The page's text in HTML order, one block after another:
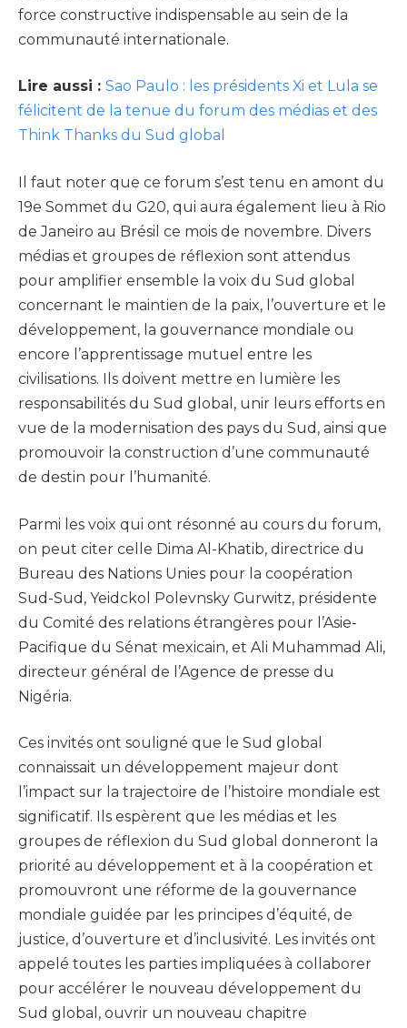
force constructive indispensable au sein de la
communauté internationale.
Lire aussi : Sao Paulo : les présidents Xi et Lula se
félicitent de la tenue du forum des médias et des
Think Thanks du Sud global
Il faut noter que ce forum s’est tenu en amont du
19e Sommet du G20, qui aura également lieu à Rio
de Janeiro au Brésil ce mois de novembre. Divers
médias et groupes de réflexion sont attendus
pour amplifier ensemble la voix du Sud global
concernant le maintien de la paix, l’ouverture et le
développement, la gouvernance mondiale ou
encore l’apprentissage mutuel entre les
civilisations. Ils doivent mettre en lumière les
responsabilités du Sud global, unir leurs efforts en
vue de la modernisation des pays du Sud, ainsi que
promouvoir la construction d’une communauté
de destin pour l’humanité.
Parmi les voix qui ont résonné au cours du forum,
on peut citer celle Dima Al-Khatib, directrice du
Bureau des Nations Unies pour la coopération
Sud-Sud, Yeidckol Polevnsky Gurwitz, présidente
du Comité des relations étrangères pour l’Asie-
Pacifique du Sénat mexicain, et Ali Muhammad Ali,
directeur général de l’Agence de presse du
Nigéria.
Ces invités ont souligné que le Sud global
connaissait un développement majeur dont
l’impact sur la trajectoire de l’histoire mondiale est
significatif. Ils espèrent que les médias et les
groupes de réflexion du Sud global donneront la
priorité au développement et à la coopération et
promouvront une réforme de la gouvernance
mondiale guidée par les principes d’équité, de
justice, d’ouverture et d’inclusivité. Les invités ont
appelé toutes les parties impliquées à collaborer
pour accélérer le nouveau développement du
Sud global, ouvrir un nouveau chapitre